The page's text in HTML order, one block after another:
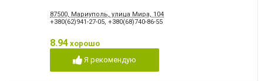
87500, Мариуполь, улица Мира, 104
+380(62)941-27-05, +380(68)740-86-55
8.94 хорошо
Я рекомендую